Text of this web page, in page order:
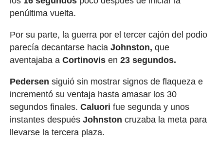
penúltima vuelta.
Por su parte, la guerra por el tercer cajón del podio
parecía decantarse haciaJohnston, que
aventajaba a Cortinovisen 23 segundos.
Pedersen siguió sin mostrar signos de flaqueza e
incrementó su ventaja hasta amasar los 30
segundos finales. Caluori fue segunda y unos
instantes después Johnston cruzaba la meta para
llevarse la tercera plaza.